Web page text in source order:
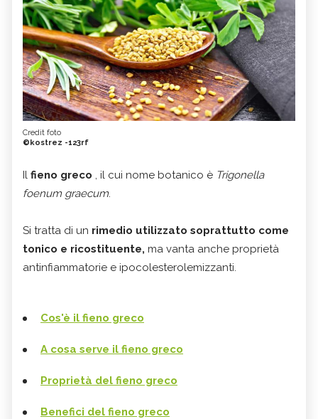
Credit foto
©kostrez -123rf
Il fieno greco , il cui nome botanico è Trigonella
foenum graecum.
Si tratta di un rimedio utilizzato soprattutto come
tonico e ricostituente, ma vanta anche proprietà
antinfiammatorie e ipocolesterolemizzanti.
Cos'è il fieno greco
A cosa serve il fieno greco
Proprietà del fieno greco
Benefici del fieno greco